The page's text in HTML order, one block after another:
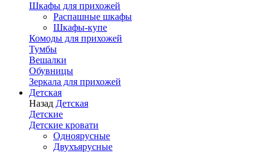
Шкафы для прихожей
Распашные шкафы
Шкафы-купе
Комоды для прихожей
Тумбы
Вешалки
Обувницы
Зеркала для прихожей
Детская
Назад Детская
Детские
Детские кровати
Одноярусные
Двухъярусные